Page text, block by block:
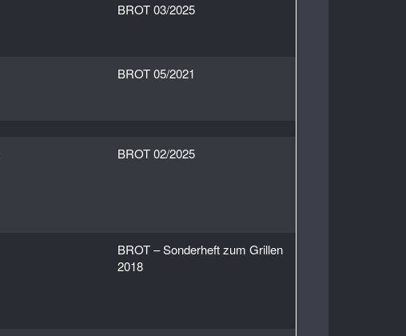
BROT 03/2025
BROT 05/2021
BROT 02/2025
BROT – Sonderheft zum Grillen
2018